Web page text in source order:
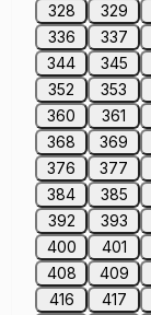
328
329
336
337
344
345
352
353
360
361
368
369
376
377
384
385
392
393
400
401
408
409
416
417